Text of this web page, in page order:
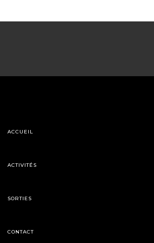
ACCUEIL
ACTIVITÉS
SORTIES
CONTACT